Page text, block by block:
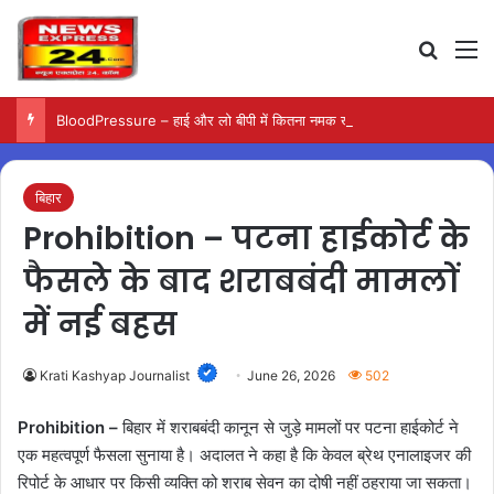
बिहार
Prohibition – पटना हाईकोर्ट के
फैसले के बाद शराबबंदी मामलों
में नई बहस
Krati Kashyap Journalist June 26, 2026 502
Prohibition –बिहार में शराबबंदी कानून से जुड़े मामलों पर पटना हाईकोर्ट ने
एक महत्वपूर्ण फैसला सुनाया है। अदालत ने कहा है कि केवल ब्रेथ एनालाइजर की
रिपोर्ट के आधार पर किसी व्यक्ति को शराब सेवन का दोषी नहीं ठहराया जा सकता।